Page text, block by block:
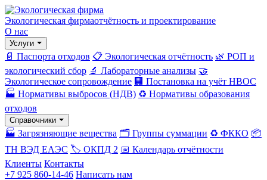
Экологическая фирмаотчётность и проектирование
О нас
Услуги
📄 Паспорта отходов 📋 Экологическая отчётность 🌿 РОП и
экологический сбор 🔬 Лабораторные анализы 🤝
Экологическое сопровождение 🏢 Постановка на учёт НВОС
🏭 Нормативы выбросов (НДВ) ♻️ Нормативы образования
отходов
Справочники
🏭 Загрязняющие вещества 🗂️ Группы суммации ♻️ ФККО 📦
ТН ВЭД ЕАЭС 🏷️ ОКПД 2 📅 Календарь отчётности
Клиенты Контакты
+7 925 860-14-46 Написать нам